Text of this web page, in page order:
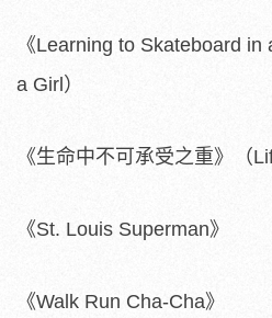
《Learning to Skateboard in
a Girl）
《生命中不可承受之重》（
《St. Louis Superman》
《Walk Run Cha-Cha》